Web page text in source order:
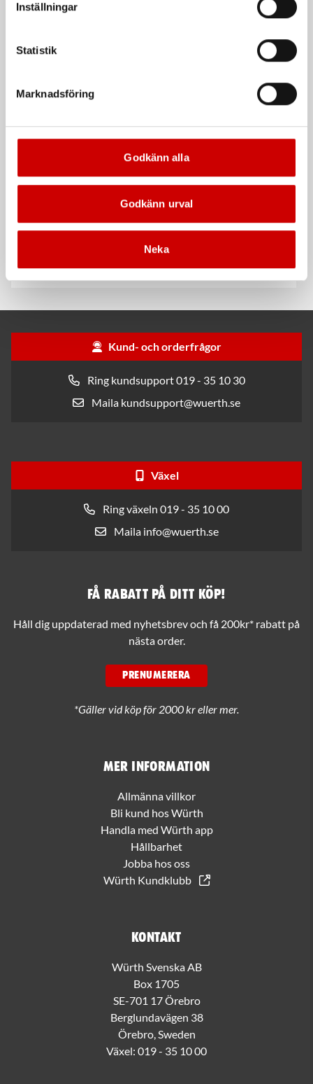
Inställningar
Statistik
Marknadsföring
Godkänn alla
Godkänn urval
Neka
Dispenserbox med 100 st.
Kampanj
För snabb och effektiv rengöring
Kampanj
metall-, plast- och gummidetaljer.
Kund- och orderfrågor
Ring kundsupport 019 - 35 10 30
Maila kundsupport@wuerth.se
Växel
Ring växeln 019 - 35 10 00
Maila info@wuerth.se
Mer information
Allmänna villkor
Bli kund hos Würth
Handla med Würth app
Hållbarhet
Jobba hos oss
Würth Kundklubb
Kontakt
Würth Svenska AB
Box 1705
SE-701 17 Örebro
Berglundavägen 38
Örebro, Sweden
Växel: 019 - 35 10 00
Få rabatt på ditt köp!
Håll dig uppdaterad med nyhetsbrev och få 200kr* rabatt på
nästa order.
PRENUMERERA
*Gäller vid köp för 2000 kr eller mer.